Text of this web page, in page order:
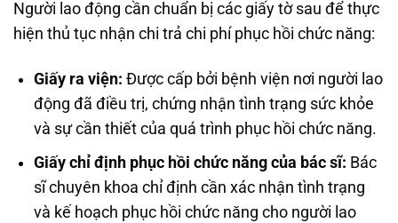
Người lao động cần chuẩn bị các giấy tờ sau để thực
hiện thủ tục nhận chi trả chi phí phục hồi chức năng:
Giấy ra viện: Được cấp bởi bệnh viện nơi người lao
động đã điều trị, chứng nhận tình trạng sức khỏe
và sự cần thiết của quá trình phục hồi chức năng.
Giấy chỉ định phục hồi chức năng của bác sĩ: Bác
sĩ chuyên khoa chỉ định cần xác nhận tình trạng
và kế hoạch phục hồi chức năng cho người lao